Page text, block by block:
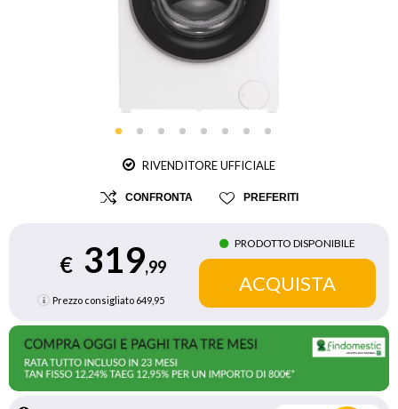
RIVENDITORE UFFICIALE
CONFRONTA PREFERITI
€ 319,99
Prezzo consigliato 649,95
PRODOTTO DISPONIBILE